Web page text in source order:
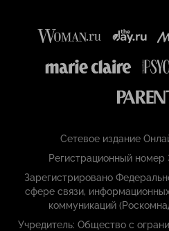
Сетевое издание
Регистрационный
Зарегистрировано
сфере связи,
коммуникаций
Учредитель: Общество с